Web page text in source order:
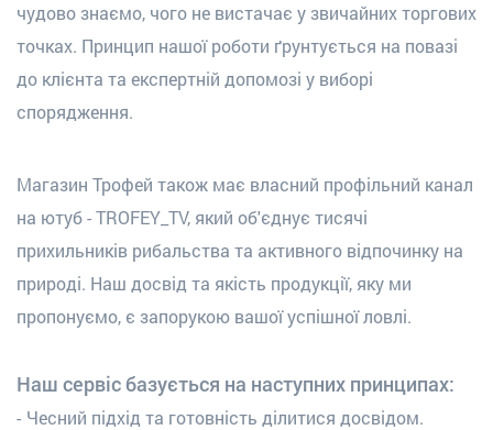
чудово знаємо, чого не вистачає у звичайних торгових
точках. Принцип нашої роботи ґрунтується на повазі
до клієнта та експертній допомозі у виборі
спорядження.
Магазин Трофей також має власний профільний канал
на ютуб - TROFEY_TV, який об'єднує тисячі
прихильників рибальства та активного відпочинку на
природі. Наш досвід та якість продукції, яку ми
пропонуємо, є запорукою вашої успішної ловлі.
Наш сервіс базується на наступних принципах:
Чесний підхід та готовність ділитися досвідом.